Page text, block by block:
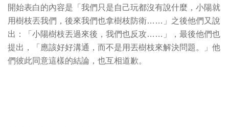
開始表白的內容是「我們只是自己玩都沒有說什麼，小陽就
用樹枝丟我們，後來我們也拿樹枝防衛……」之後他們又說
出：「小陽樹枝丟過來後，我們也反攻……」，最後他們也
提出，「應該好好溝通，而不是用丟樹枝來解決問題。」他
們彼此同意這樣的結論，也互相道歉。